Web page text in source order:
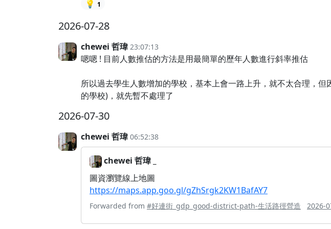
💡 1
2026-07-28
chewei 哲瑋 23:07:13
嗯嗯 ! 目前人數推估的方法是用最簡單的歷年人數進行斜率推估
所以過去學生人數增加的學校，基本上會一路上升，就不太合理，
的學校)，就先暫不處理了
2026-07-30
chewei 哲瑋 06:52:38
chewei 哲瑋 _
圖資瀏覽線上地圖
https://maps.app.goo.gl/gZhSrgk2KW1BafAY7
Forwarded from #好連街_gdp_good-district-path-生活路徑營造 2026-